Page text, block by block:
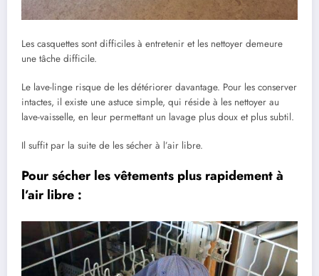
Les casquettes sont difficiles à entretenir et les nettoyer demeure
une tâche difficile.
Le lave-linge risque de les détériorer davantage. Pour les conserver
intactes, il existe une astuce simple, qui réside à les nettoyer au
lave-vaisselle, en leur permettant un lavage plus doux et plus subtil.
Il suffit par la suite de les sécher à l’air libre.
Pour sécher les vêtements plus rapidement à
l’air libre :